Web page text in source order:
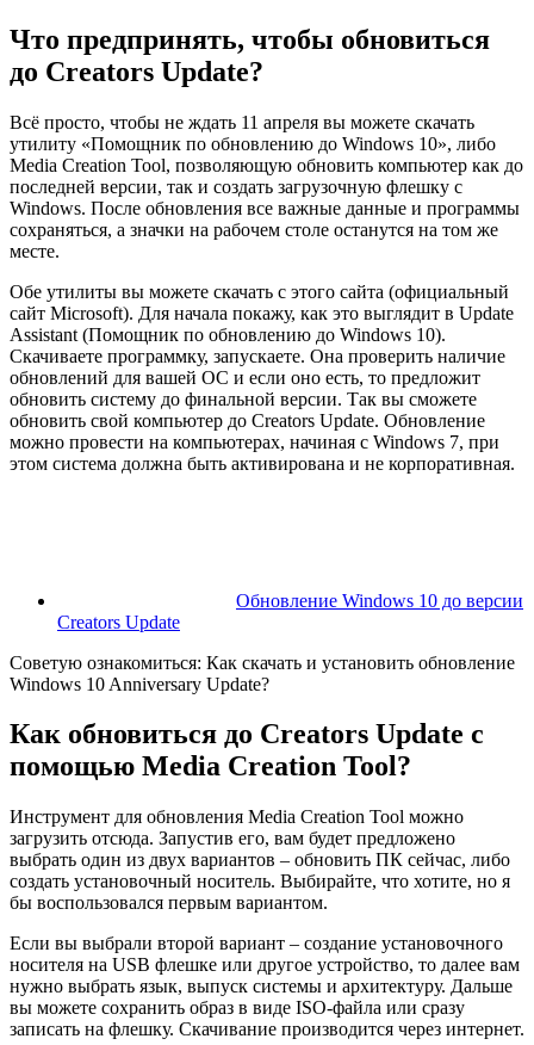
Что предпринять, чтобы обновиться
до Creators Update?
Всё просто, чтобы не ждать 11 апреля вы можете скачать
утилиту «Помощник по обновлению до Windows 10», либо
Media Creation Tool, позволяющую обновить компьютер как до
последней версии, так и создать загрузочную флешку с
Windows. После обновления все важные данные и программы
сохраняться, а значки на рабочем столе останутся на том же
месте.
Обе утилиты вы можете скачать с этого сайта (официальный
сайт Microsoft). Для начала покажу, как это выглядит в Update
Assistant (Помощник по обновлению до Windows 10).
Скачиваете программку, запускаете. Она проверить наличие
обновлений для вашей ОС и если оно есть, то предложит
обновить систему до финальной версии. Так вы сможете
обновить свой компьютер до Creators Update. Обновление
можно провести на компьютерах, начиная с Windows 7, при
этом система должна быть активирована и не корпоративная.
Обновление Windows 10 до версии
Creators Update
Советую ознакомиться: Как скачать и установить обновление
Windows 10 Anniversary Update?
Как обновиться до Creators Update с
помощью Media Creation Tool?
Инструмент для обновления Media Creation Tool можно
загрузить отсюда. Запустив его, вам будет предложено
выбрать один из двух вариантов – обновить ПК сейчас, либо
создать установочный носитель. Выбирайте, что хотите, но я
бы воспользовался первым вариантом.
Если вы выбрали второй вариант – создание установочного
носителя на USB флешке или другое устройство, то далее вам
нужно выбрать язык, выпуск системы и архитектуру. Дальше
вы можете сохранить образ в виде ISO-файла или сразу
записать на флешку. Скачивание производится через интернет.